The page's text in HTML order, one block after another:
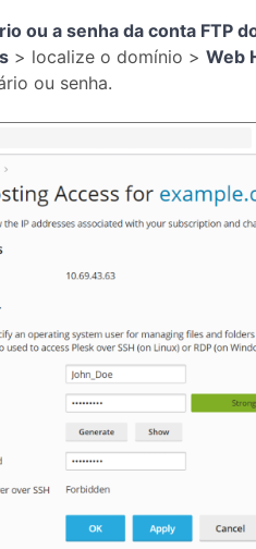
ou a senha da conta FTP
> localize o domínio > Web
ou senha.